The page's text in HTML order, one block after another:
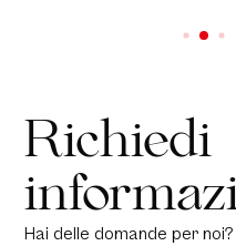
Richiedi
Hai delle domande per